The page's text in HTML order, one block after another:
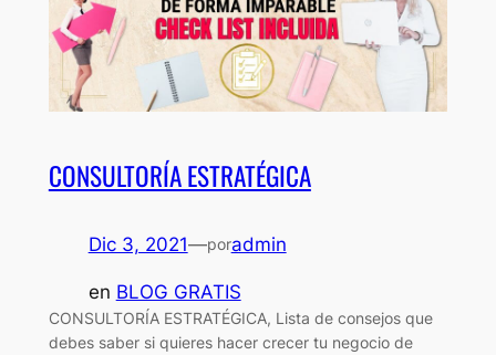
CONSULTORÍA ESTRATÉGICA
Dic 3, 2021—poradmin
en BLOG GRATIS
CONSULTORÍA ESTRATÉGICA, Lista de consejos que
debes saber si quieres hacer crecer tu negocio de